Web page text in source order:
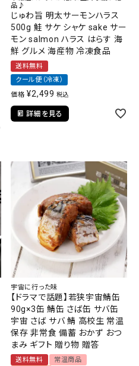
品♪
じゅわ旨 明太サーモンハラス
500g 鮭 サケ シャケ sake サー
モン salmon ハラス はらす 海
鮮 グルメ 海産物 冷凍食品
送料無料
クール便（冷凍）
価格 ¥2,499 税込
詳細を見る
宇宙に行った味
【ドラマで話題】若狭宇宙鯖缶
90g×3缶 鯖缶 さば缶 サバ缶
宇宙 さば サバ 鯖 高校生 常温
保存 非常食 備蓄 おかず おつ
まみ ギフト 贈り物 贈答
送料無料
常温商品